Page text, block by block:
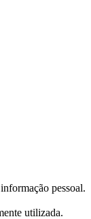
pessoal.
utilizada.